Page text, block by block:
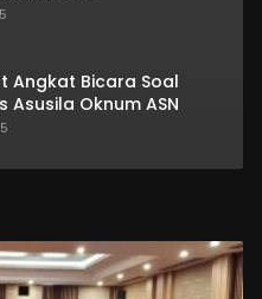
Angkat Bicara Soal
Asusila Oknum ASN